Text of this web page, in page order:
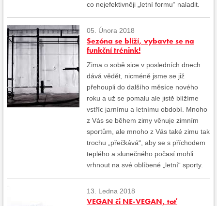
co nejefektivněji „letní formu“ naladit.
05. Února 2018
Sezóna se blíží, vybavte se na
funkční trénink!
Zima o sobě sice v posledních dnech
dává vědět, nicméně jsme se již
přehoupli do dalšího měsíce nového
roku a už se pomalu ale jistě blížíme
vstříc jarnímu a letnímu období. Mnoho
z Vás se během zimy věnuje zimním
sportům, ale mnoho z Vás také zimu tak
trochu „přečkává“, aby se s příchodem
teplého a slunečného počasí mohli
vrhnout na své oblíbené „letní“ sporty.
13. Ledna 2018
VEGAN či NE-VEGAN, toť